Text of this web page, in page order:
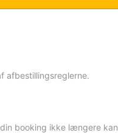
afbestillingsreglerne.
booking ikke længere kan